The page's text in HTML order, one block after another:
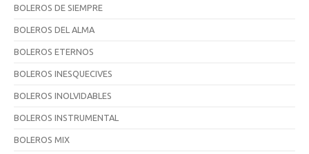
BOLEROS DE SIEMPRE
BOLEROS DEL ALMA
BOLEROS ETERNOS
BOLEROS INESQUECIVES
BOLEROS INOLVIDABLES
BOLEROS INSTRUMENTAL
BOLEROS MIX